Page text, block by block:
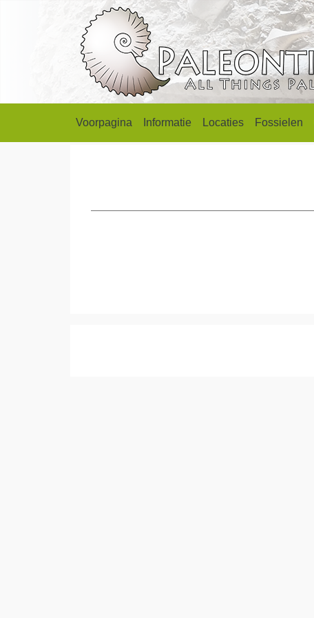
Voorpagina Informatie Locaties Fossielen